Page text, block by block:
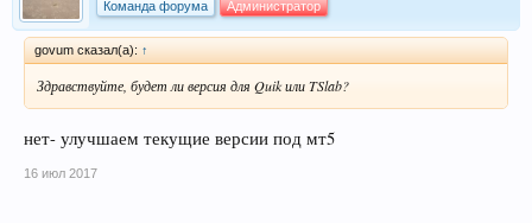
Команда форума
Администратор
govum сказал(а): ↑
Здравствуйте, будет ли версия для Quik или TSlab?
нет- улучшаем текущие версии под мт5
16 июл 2017